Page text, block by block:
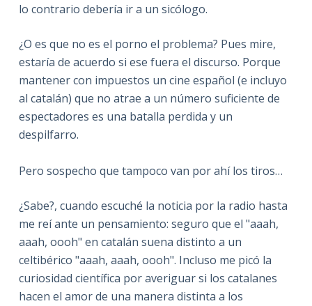
lo contrario debería ir a un sicólogo.
¿O es que no es el porno el problema? Pues mire,
estaría de acuerdo si ese fuera el discurso. Porque
mantener con impuestos un cine español (e incluyo
al catalán) que no atrae a un número suficiente de
espectadores es una batalla perdida y un
despilfarro.
Pero sospecho que tampoco van por ahí los tiros…
¿Sabe?, cuando escuché la noticia por la radio hasta
me reí ante un pensamiento: seguro que el "aaah,
aaah, oooh" en catalán suena distinto a un
celtibérico "aaah, aaah, oooh". Incluso me picó la
curiosidad científica por averiguar si los catalanes
hacen el amor de una manera distinta a los